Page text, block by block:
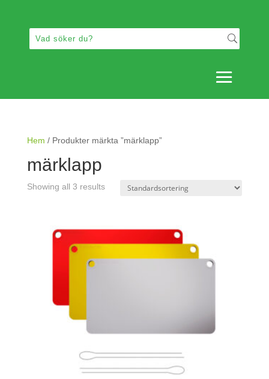
Hem / Produkter märkta ”märklapp”
märklapp
Showing all 3 results